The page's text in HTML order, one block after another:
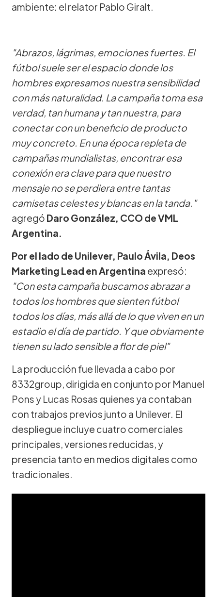
ambiente: el relator Pablo Giralt.
"Abrazos, lágrimas, emociones fuertes. El
fútbol suele ser el espacio donde los
hombres expresamos nuestra sensibilidad
con más naturalidad. La campaña toma esa
verdad, tan humana y tan nuestra, para
conectar con un beneficio de producto
muy concreto. En una época repleta de
campañas mundialistas, encontrar esa
conexión era clave para que nuestro
mensaje no se perdiera entre tantas
camisetas celestes y blancas en la tanda."
agregó Daro González, CCO de VML
Argentina.
Por el lado de Unilever, Paulo Ávila, Deos
Marketing Lead en Argentina expresó:
"Con esta campaña buscamos abrazar a
todos los hombres que sienten fútbol
todos los días, más allá de lo que viven en un
estadio el día de partido. Y que obviamente
tienen su lado sensible a flor de piel"
La producción fue llevada a cabo por
8332group, dirigida en conjunto por Manuel
Pons y Lucas Rosas quienes ya contaban
con trabajos previos junto a Unilever. El
despliegue incluye cuatro comerciales
principales, versiones reducidas, y
presencia tanto en medios digitales como
tradicionales.